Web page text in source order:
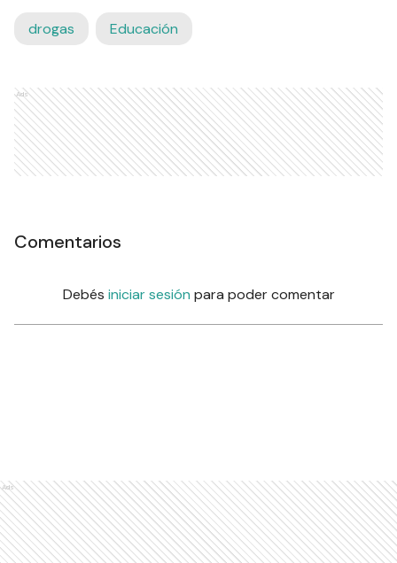
drogas Educación
Ads
Comentarios
Debés iniciar sesión para poder comentar
Ads